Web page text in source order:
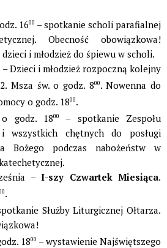
1600 – spotkanie scholi parafialnej
Obecność obowiązkowa!
i młodzież do śpiewu w scholi.
– Dzieci i młodzież rozpoczną kolejny
Msza św. o godz. 800. Nowenna do
o godz. 1800.
godz. 1800
– spotkanie Zespołu
wszystkich chętnych do posługi
Bożego podczas nabożeństw w
–I-szy Czwartek Miesiąca.
.
Służby Liturgicznej Ołtarza.
1800 – wystawienie Najświętszego